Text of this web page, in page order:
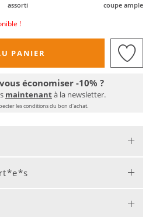
assorti coupe ample
!
PANIER
économiser -10% ?
maintenantà la newsletter.
les conditions du bon d'achat.